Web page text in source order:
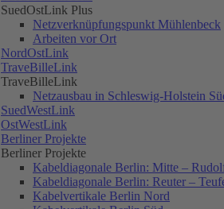
SuedOstLink Plus
Netzverknüpfungspunkt Mühlenbeck
Arbeiten vor Ort
NordOstLink
TraveBilleLink
TraveBilleLink
Netzausbau in Schleswig-Holstein
SuedWestLink
OstWestLink
Berliner Projekte
Berliner Projekte
Kabeldiagonale Berlin: Mitte –
Kabeldiagonale Berlin: Reuter –
Kabelvertikale Berlin Nord